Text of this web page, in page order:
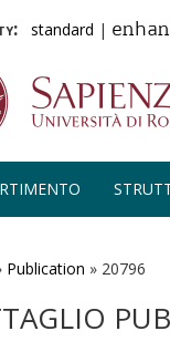
standard |
Publication » 20796